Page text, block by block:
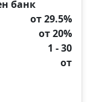
банк
от 29.5%
от 20%
1 - 30
от